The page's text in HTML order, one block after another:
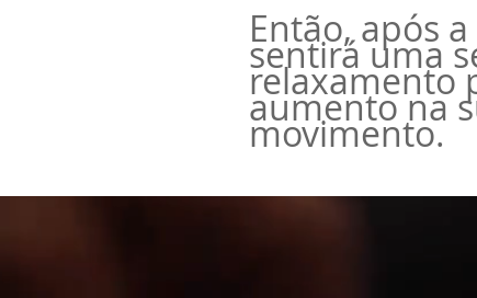
Então, após
sentirá uma
relaxamento
aumento na
movimento.